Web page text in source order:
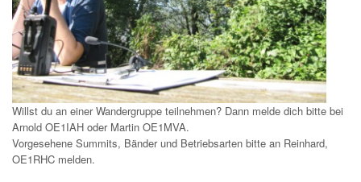
Willst du an einer Wandergruppe teilnehmen? Dann melde dich bitte bei
Arnold OE1IAH oder Martin OE1MVA.
Vorgesehene Summits, Bänder und Betriebsarten bitte an Reinhard,
OE1RHC melden.